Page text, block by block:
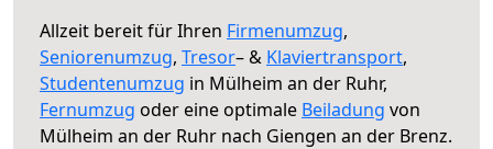
Allzeit bereit für Ihren Firmenumzug,
Seniorenumzug, Tresor– & Klaviertransport,
Studentenumzug in Mülheim an der Ruhr,
Fernumzug oder eine optimale Beiladung von
Mülheim an der Ruhr nach Giengen an der Brenz.